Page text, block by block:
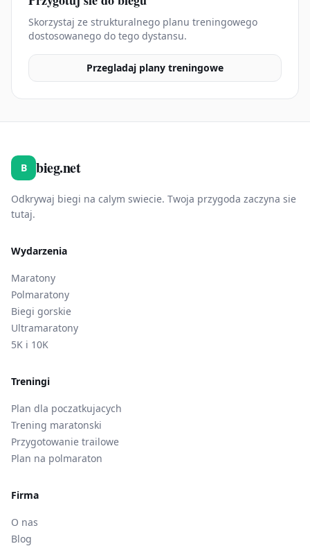
Skorzystaj ze strukturalnego planu treningowego
dostosowanego do tego dystansu.
Przegladaj plany treningowe
B bieg.net
Odkrywaj biegi na calym swiecie. Twoja przygoda zaczyna sie
tutaj.
Wydarzenia
Maratony
Polmaratony
Biegi gorskie
Ultramaratony
5K i 10K
Treningi
Plan dla poczatkujacych
Trening maratonski
Przygotowanie trailowe
Plan na polmaraton
Firma
O nas
Blog